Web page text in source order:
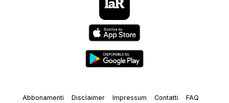
Abbonamenti Disclaimer Impressum Contatti
FAQ